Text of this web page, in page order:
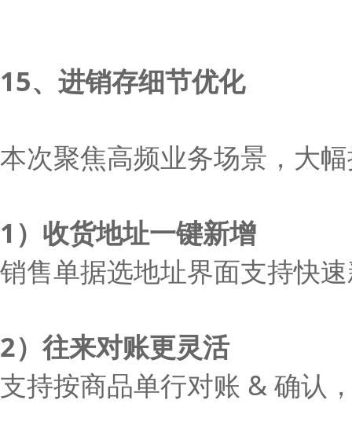
15、进销存细节优化
本次聚焦高频业务场景，大
1）收货地址一键新增
销售单据选地址界面支持快
2）往来对账更灵活
支持按商品单行对账 & 确认